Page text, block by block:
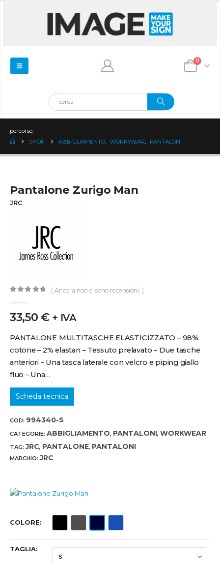
0
percorso:
SHOP
ABBIGLIAMENTO WORKWEAR PANTALONI
Pantalone Zurigo Man
JRC
( Ancora non ci sono recensioni. )
33,50 € + IVA
PANTALONE MULTITASCHE ELASTICIZZATO – 98%
cotone – 2% elastan – Tessuto prelavato – Due tasche
anteriori – Una tasca laterale con velcro e piping giallo
fluo – Una…
Scheda tecnica
COD: 994340-S
CATEGORIE: ABBIGLIAMENTO, PANTALONI, WORKWEAR
TAG:JRC, PANTALONE, PANTALONI
MARCHIO:JRC
COLORE
TAGLIA